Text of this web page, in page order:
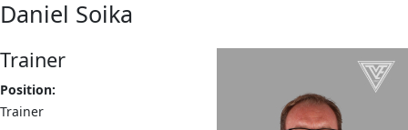
Daniel Soika
Trainer
Position:
Trainer